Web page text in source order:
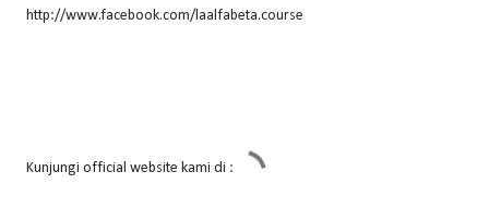
http://www.facebook.com/laalfabeta.course
Kunjungi official website kami di :